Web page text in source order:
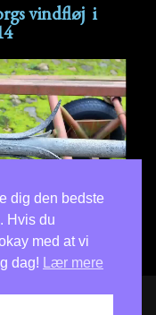
vindfløj i
dig den bedste
Hvis du
med at vi
dag!
Lær mere